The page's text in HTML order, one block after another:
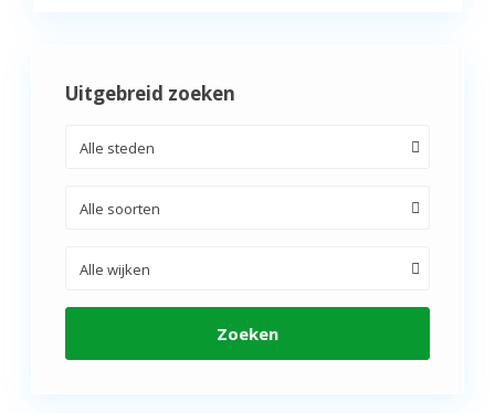
Uitgebreid zoeken
Alle steden
Alle soorten
Alle wijken
Zoeken